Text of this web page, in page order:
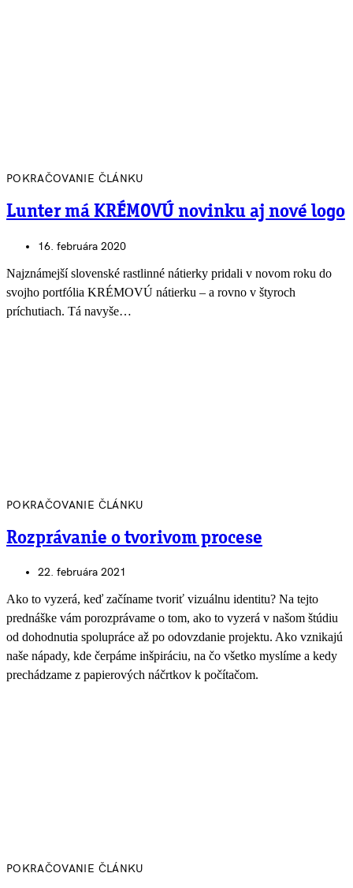
POKRAČOVANIE ČLÁNKU
Lunter má KRÉMOVÚ novinku aj nové logo
16. februára 2020
Najznámejší slovenské rastlinné nátierky pridali v novom roku do
svojho portfólia KRÉMOVÚ nátierku – a rovno v štyroch
príchutiach. Tá navyše…
POKRAČOVANIE ČLÁNKU
Rozprávanie o tvorivom procese
22. februára 2021
Ako to vyzerá, keď začíname tvoriť vizuálnu identitu? Na tejto
prednáške vám porozprávame o tom, ako to vyzerá v našom štúdiu
od dohodnutia spolupráce až po odovzdanie projektu. Ako vznikajú
naše nápady, kde čerpáme inšpiráciu, na čo všetko myslíme a kedy
prechádzame z papierových náčrtkov k počítačom.
POKRAČOVANIE ČLÁNKU